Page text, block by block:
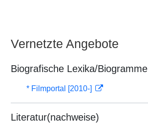
Vernetzte Angebote
Biografische Lexika/Biogramme
* Filmportal [2010-]
Literatur(nachweise)